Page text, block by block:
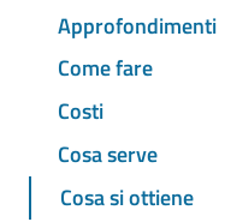
Approfondimenti
Come fare
Costi
Cosa serve
Cosa si ottiene